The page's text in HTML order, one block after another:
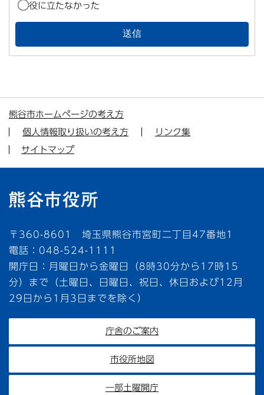
役に立たなかった
熊谷市ホームページの考え方
個人情報取り扱いの考え方
リンク集
サイトマップ
〒360-8601 埼玉県熊谷市宮町二丁目47番地1
電話：048-524-1111
開庁日：月曜日から金曜日（8時30分から17時15
分）まで（土曜日、日曜日、祝日、休日および12月
29日から1月3日までを除く）
庁舎のご案内
市役所地図
一部土曜開庁